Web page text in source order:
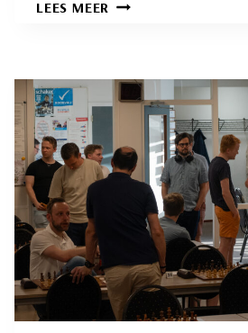
LEES MEER
SPIJKENISSE